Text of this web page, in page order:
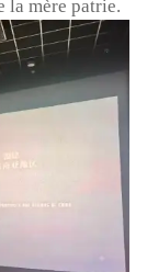
la mère patrie.